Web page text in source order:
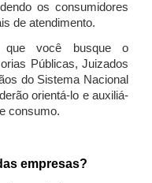
os consumidores
de atendimento.
que você busque o
Públicas, Juizados
do Sistema Nacional
orientá-lo e auxiliá-
consumo.
empresas?